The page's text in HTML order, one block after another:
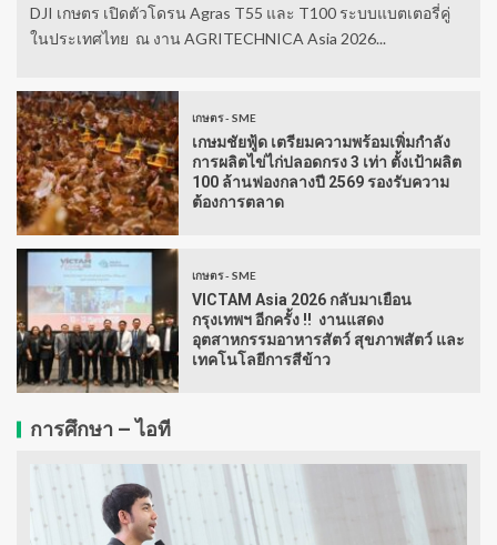
DJI เกษตร เปิดตัวโดรน Agras T55 และ T100 ระบบแบตเตอรี่คู่
ในประเทศไทย ณ งาน AGRITECHNICA Asia 2026...
เกษตร - SME
เกษมชัยฟู้ด เตรียมความพร้อมเพิ่มกำลัง
การผลิตไข่ไก่ปลอดกรง 3 เท่า ตั้งเป้าผลิต
100 ล้านฟองกลางปี 2569 รองรับความ
ต้องการตลาด
เกษตร - SME
VICTAM Asia 2026 กลับมาเยือน
กรุงเทพฯ อีกครั้ง !! งานแสดง
อุตสาหกรรมอาหารสัตว์ สุขภาพสัตว์ และ
เทคโนโลยีการสีข้าว
การศึกษา – ไอที